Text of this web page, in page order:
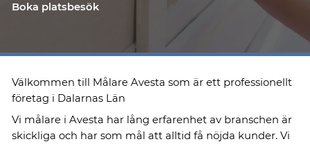
Boka platsbesök
Välkommen till Målare Avesta som är ett professionellt
företag i Dalarnas Län
Vi målare i Avesta har lång erfarenhet av branschen är
skickliga och har som mål att alltid få nöjda kunder. Vi